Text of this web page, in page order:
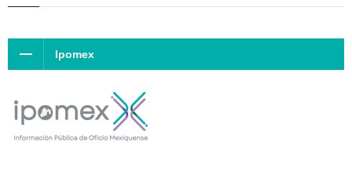
Ipomex